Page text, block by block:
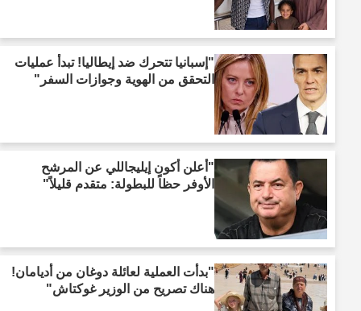
"إسبانيا تتحرك ضد إيطاليا! تبدأ عمليات
التحقق من الهوية وجوازات السفر"
"أعلن أكون إيليجاللي عن المرشح
الأوفر حظاً للبطولة: متقدم قليلاً"
"بدأت العملية لعائلة دوغان من أديامان!
هناك تصريح من الوزير غوكتاش"